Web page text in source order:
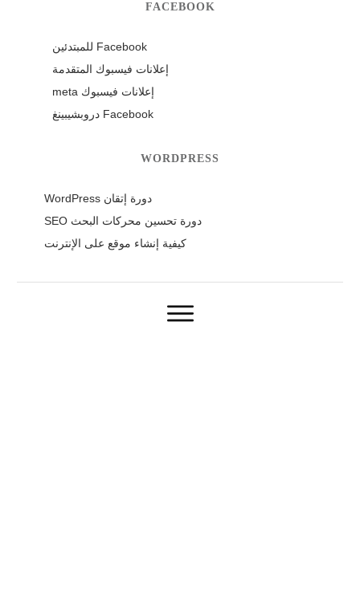
FACEBOOK
Facebook للمبتدئين
إعلانات فيسبوك المتقدمة
إعلانات فيسبوك meta
Facebook دروبشيبينغ
WORDPRESS
دورة إتقان WordPress
دورة تحسين محركات البحث SEO
كيفية إنشاء موقع على الإنترنت